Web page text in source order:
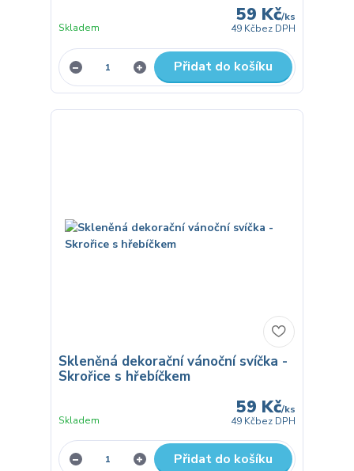
59 Kč/ks
49 Kčbez DPH
Skladem
Přidat do košíku
Skleněná dekorační vánoční svíčka -
Skrořice s hřebíčkem
59 Kč/ks
49 Kčbez DPH
Skladem
Přidat do košíku